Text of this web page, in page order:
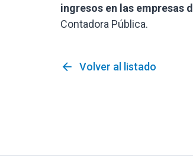
ingresos en las empresas
Contadora Pública.
arrow_back Volver al listado